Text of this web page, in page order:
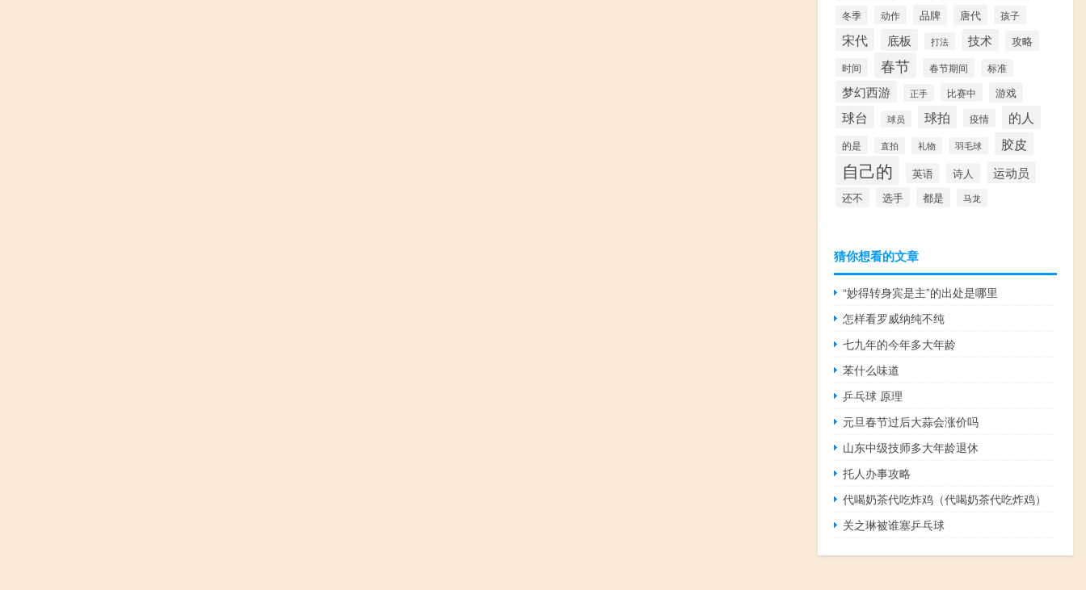
冬季 动作 品牌 唐代 孩子
宋代 底板 打法 技术 攻略
时间 春节 春节期间 标准
梦幻西游 正手 比赛中 游戏
球台 球员 球拍 疫情 的人
的是 直拍 礼物 羽毛球 胶皮
自己的 英语 诗人 运动员
还不 选手 都是 马龙
猜你想看的文章
“妙得转身宾是主”的出处是哪里
怎样看罗威纳纯不纯
七九年的今年多大年龄
苯什么味道
乒乓球 原理
元旦春节过后大蒜会涨价吗
山东中级技师多大年龄退休
托人办事攻略
代喝奶茶代吃炸鸡（代喝奶茶代吃炸鸡）
关之琳被谁塞乒乓球